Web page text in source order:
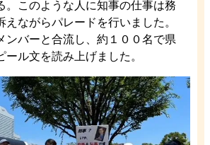
。このような人に知事の仕事は務
えながらパレードを行いました。
ンバーと合流し、約１００名で県
ール文を読み上げました。